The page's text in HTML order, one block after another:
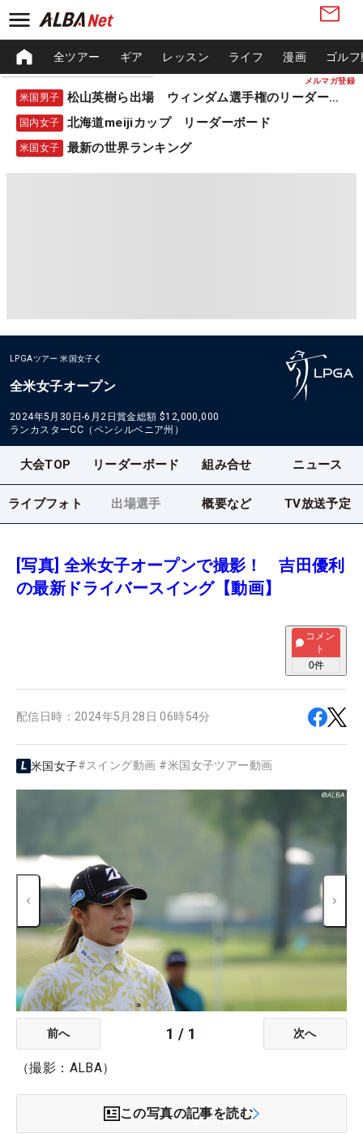
メルマガ登録
全ツアー ギア レッスン ライフ 漫画 ゴル
米国男子 松山英樹ら出場 ウィンダム選手権のリーダーボード
国内女子 北海道meijiカップ リーダーボード
米国女子 最新の世界ランキング
LPGAツアー 米国女子
全米女子オープン
2024年5月30日-6月2日賞金総額 $12,000,000
ランカスターCC（ペンシルベニア州）
大会TOP リーダーボード 組み合せ ニュース
ライブフォト 出場選手 概要など TV放送予定
[写真] 全米女子オープンで撮影！ 吉田優利
の最新ドライバースイング【動画】
コメン
ト
0件
配信日時： 2024年5月28日 06時54分
米国女子#スイング動画 #米国女子ツアー動画
前へ 1 / 1 次へ
（撮影：ALBA）
この写真の記事を読む